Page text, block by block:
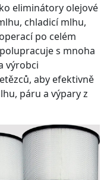
eliminátory olejové
chladicí mlhu,
po celém
s mnoha
výrobci
aby efektivně
páru a výpary z